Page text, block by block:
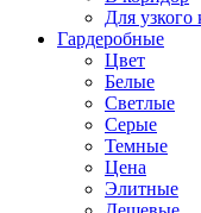
Для узкого
Гардеробные
Цвет
Белые
Светлые
Серые
Темные
Цена
Элитные